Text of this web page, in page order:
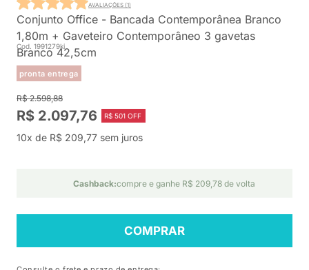
Conjunto Office - Bancada Contemporânea Branco
1,80m + Gaveteiro Contemporâneo 3 gavetas
Branco 42,5cm
Cod. 1991279ki
pronta entrega
AVALIAÇÕES (1)
R$ 2.598,88
R$ 2.097,76 R$ 501 OFF
10x de R$ 209,77 sem juros
Cashback:compre e ganhe R$ 209,78 de volta
COMPRAR